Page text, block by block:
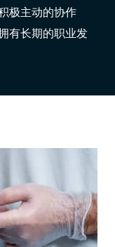
极主动的协作
有长期的职业发